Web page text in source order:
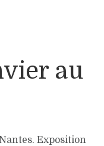
au
Exposition